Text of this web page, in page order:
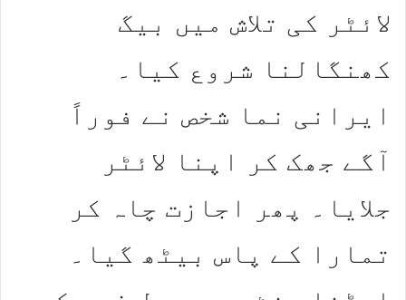
لائٹر کی تلاش میں بیگ
کھنگالنا شروع کیا۔
ایرانی نما شخص نے فوراً
آگے جھک کر اپنا لائٹر
جلایا۔ پھر اجازت چاہ کر
تمارا کے پاس بیٹھ گیا۔